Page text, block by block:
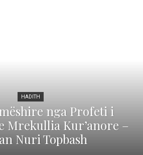
HADITH
nga Profeti i
Mrekullia Kur’anore –
Nuri Topbash